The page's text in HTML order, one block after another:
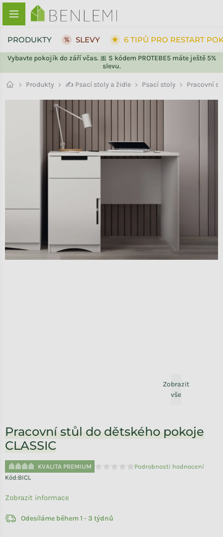
Přejít na obsah
Vybavte pokojík do září včas. 🎀 S kódem PROTEBE5 máte ještě 5%
slevu.
PRODUKTY SLEVY 6 TIPŮ PRO RESTART
Produkty ✍️ Psací stoly a židle Psací stoly Pracovní
Zobrazit
vše
Pracovní stůl do dětského pokoje
CLASSIC
KVALITA PREMIUM
Průměrné hodnocení produktu je
Podrobnosti hodnocení
Kód:BICL
Odesíláme během 1 - 3 týdnů
Zobrazit informace
ZPĚT DO OBCHODU
ZPĚT DO OBCHODU